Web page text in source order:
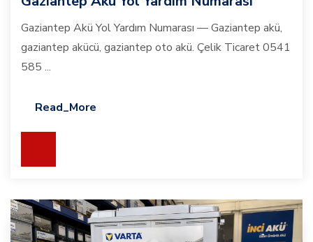
Gaziantep Akü Yol Yardım Numarası — Gaziantep akü,
gaziantep akücü, gaziantep oto akü. Çelik Ticaret 0541
585 ...
Read_More